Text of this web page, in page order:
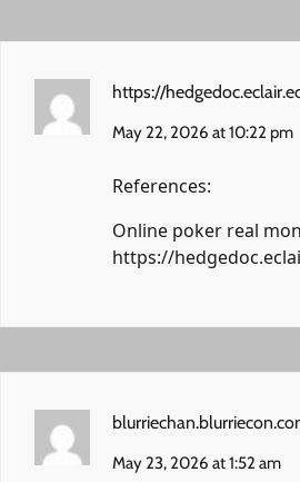
https://
May 22, 2026 at 10:22 pm
References:
Online poker real
https://
May 23, 2026 at 1:52 am